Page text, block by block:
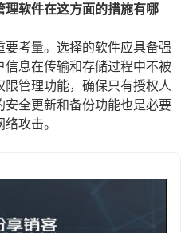
软件在这方面的措施有哪
考量。选择的软件应具备强
息在传输和存储过程中不被
管理功能，确保只有授权人
全更新和备份功能也是必要
攻击。